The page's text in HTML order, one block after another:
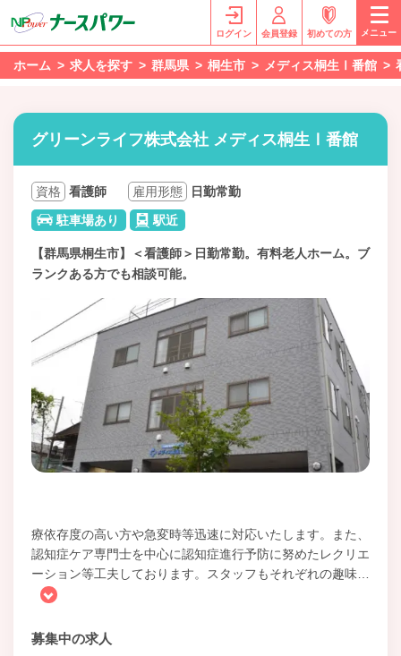
ログイン 会員登録 初めての方 メニュー
ホーム 求人を探す 群馬県 桐生市 メディス桐生Ⅰ番館
グリーンライフ株式会社 メディス桐生Ⅰ番館
資格 看護師 雇用形態
日勤常勤
駐車場あり
駅近
【群馬県桐生市】＜看護師＞日勤常勤。有料老人ホーム。ブ
ランクある方でも相談可能。
療依存度の高い方や急変時等迅速に対応いたします。また、
認知症ケア専門士を中心に認知症進行予防に努めたレクリエ
ーション等工夫しております。スタッフもそれぞれの趣味
募集中の求人